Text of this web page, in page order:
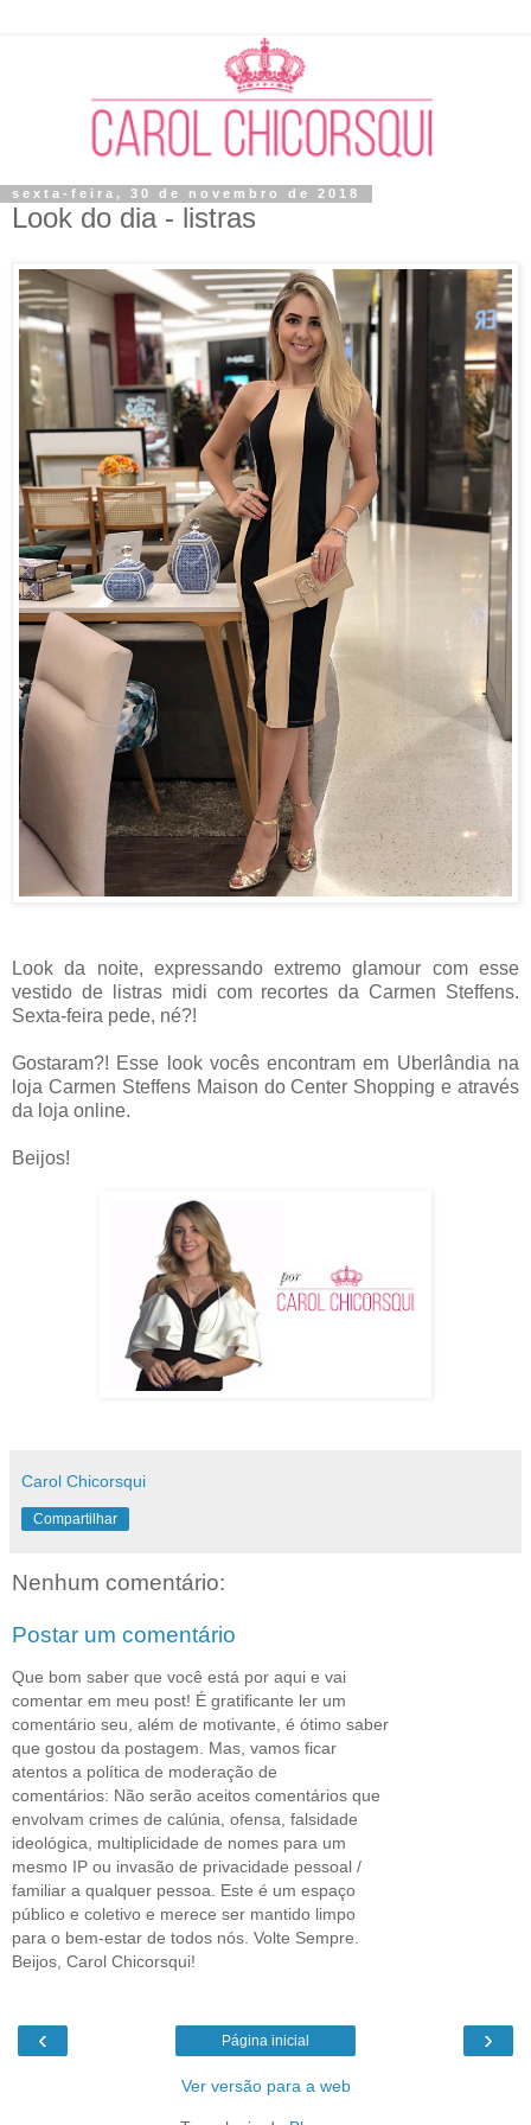
sexta-feira, 30 de novembro de 2018
Look do dia - listras
Look da noite, expressando extremo glamour com esse
vestido de listras midi com recortes da Carmen Steffens.
Sexta-feira pede, né?!
Gostaram?! Esse look vocês encontram em Uberlândia na
loja Carmen Steffens Maison do Center Shopping e através
da loja online.
Beijos!
Carol Chicorsqui
Compartilhar
Nenhum comentário:
Postar um comentário
Que bom saber que você está por aqui e vai
comentar em meu post! É gratificante ler um
comentário seu, além de motivante, é ótimo saber
que gostou da postagem. Mas, vamos ficar
atentos a política de moderação de
comentários: Não serão aceitos comentários que
envolvam crimes de calúnia, ofensa, falsidade
ideológica, multiplicidade de nomes para um
mesmo IP ou invasão de privacidade pessoal /
familiar a qualquer pessoa. Este é um espaço
público e coletivo e merece ser mantido limpo
para o bem-estar de todos nós. Volte Sempre.
Beijos, Carol Chicorsqui!
‹ ›
Página inicial
Ver versão para a web